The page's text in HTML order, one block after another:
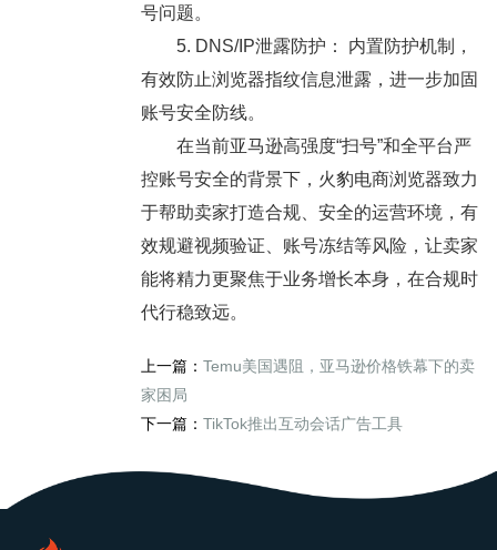
号问题。
5. DNS/IP泄露防护： 内置防护机制，
有效防止浏览器指纹信息泄露，进一步加固
账号安全防线。
在当前亚马逊高强度“扫号”和全平台严
控账号安全的背景下，火豹电商浏览器致力
于帮助卖家打造合规、安全的运营环境，有
效规避视频验证、账号冻结等风险，让卖家
能将精力更聚焦于业务增长本身，在合规时
代行稳致远。
上一篇： Temu美国遇阻，亚马逊价格铁幕下的卖
家困局
下一篇： TikTok推出互动会话广告工具